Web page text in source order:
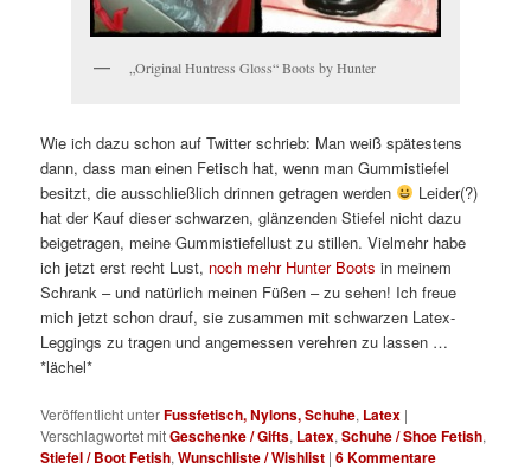
„Original Huntress Gloss“ Boots by Hunter
Wie ich dazu schon auf Twitter schrieb: Man weiß spätestens
dann, dass man einen Fetisch hat, wenn man Gummistiefel
besitzt, die ausschließlich drinnen getragen werden
Leider(?)
hat der Kauf dieser schwarzen, glänzenden Stiefel nicht dazu
beigetragen, meine Gummistiefellust zu stillen. Vielmehr habe
ich jetzt erst recht Lust, noch mehr Hunter Boots in meinem
Schrank – und natürlich meinen Füßen – zu sehen! Ich freue
mich jetzt schon drauf, sie zusammen mit schwarzen Latex-
Leggings zu tragen und angemessen verehren zu lassen …
*lächel*
Veröffentlicht unterFussfetisch, Nylons, Schuhe, Latex |
Verschlagwortet mitGeschenke / Gifts, Latex,Schuhe / Shoe Fetish,
Stiefel / Boot Fetish,Wunschliste / Wishlist |6Kommentare